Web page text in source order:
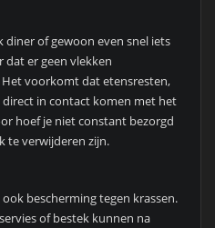
diner of gewoon even snel iets
dat er geen vlekken
voorkomt dat etensresten,
in contact komen met het
hoef je niet constant bezorgd
te verwijderen zijn.
bescherming tegen krassen.
of bestek kunnen na